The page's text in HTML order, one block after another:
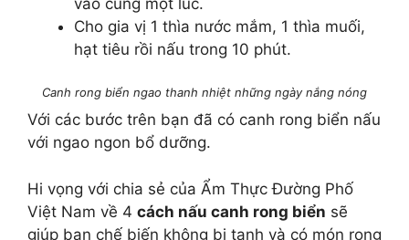
Cho gia vị 1 thìa nước mắm, 1 thìa muối,
hạt tiêu rồi nấu trong 10 phút.
Canh rong biển ngao thanh nhiệt những ngày nắng nóng
Với các bước trên bạn đã có canh rong biển nấu
với ngao ngon bổ dưỡng.
Hi vọng với chia sẻ của Ẩm Thực Đường Phố
Việt Nam về 4 cách nấu canh rong biển sẽ
giúp bạn chế biến không bị tanh và có món rong